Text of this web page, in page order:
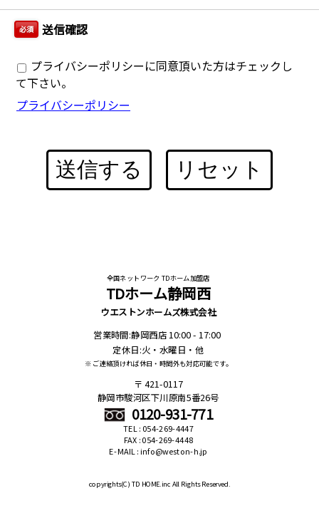
必須 送信確認
プライバシーポリシーに同意頂いた方はチェックし
て下さい。
プライバシーポリシー
送信する リセット
全国ネットワーク TDホーム加盟店
TDホーム静岡西
ウエストンホームズ株式会社
営業時間:静岡西店 10:00 - 17:00
定休日:火・水曜日・他
※ ご連絡頂ければ休日・時間外も対応可能です。
421-0117
静岡市駿河区下川原南5番26号
0120-931-771
TEL : 054-269-4447
FAX : 054-269-4448
E-MAIL : info@weston-h.jp
copyrights(C) TD HOME.inc All Rights Reserved.